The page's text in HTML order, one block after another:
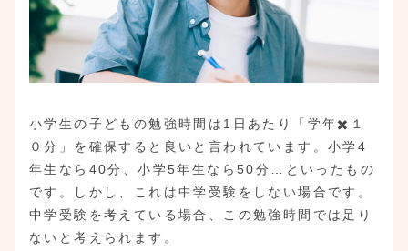
小学生の子どもの勉強時間は1日あたり「学年✖️１
０分」を確保すると良いと言われています。小学4
年生なら40分、小学5年生なら50分…といったもの
です。しかし、これは中学受験をしない場合です。
中学受験を考えている場合、この勉強時間では足り
ないと考えられます。